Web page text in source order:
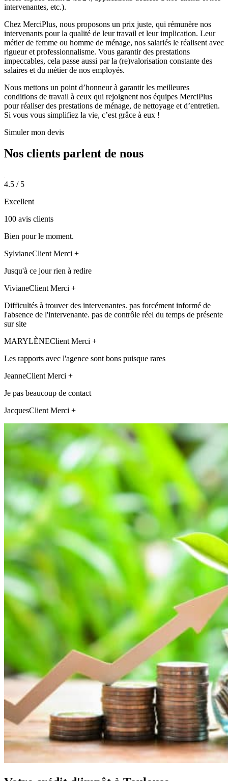
intervenantes, etc.).
Chez MerciPlus, nous proposons un prix juste, qui rémunère nos
intervenants pour la qualité de leur travail et leur implication. Leur
métier de femme ou homme de ménage, nos salariés le réalisent avec
rigueur et professionnalisme. Vous garantir des prestations
impeccables, cela passe aussi par la (re)valorisation constante des
salaires et du métier de nos employés.
Nous mettons un point d’honneur à garantir les meilleures
conditions de travail à ceux qui rejoignent nos équipes MerciPlus
pour réaliser des prestations de ménage, de nettoyage et d’entretien.
Si vous vous simplifiez la vie, c’est grâce à eux !
Simuler mon devis
Nos clients parlent de nous
4.5 / 5
Excellent
100 avis clients
Bien pour le moment.
SylvianeClient Merci +
Jusqu'à ce jour rien à redire
VivianeClient Merci +
Difficultés à trouver des intervenantes. pas forcément informé de
l'absence de l'intervenante. pas de contrôle réel du temps de présente
sur site
MARYLÈNEClient Merci +
Les rapports avec l'agence sont bons puisque rares
JeanneClient Merci +
Je pas beaucoup de contact
JacquesClient Merci +